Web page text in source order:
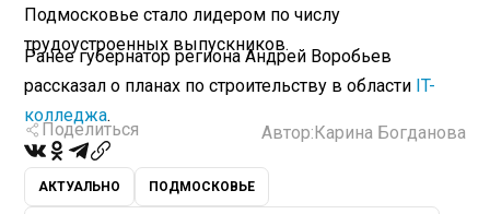
Подмосковье стало лидером по числу
трудоустроенных выпускников.
Ранее губернатор региона Андрей Воробьев
рассказал о планах по строительству в области IT-
колледжа.
Поделиться Автор: Карина Богданова
АКТУАЛЬНО ПОДМОСКОВЬЕ